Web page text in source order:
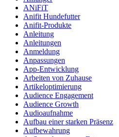
ANiFiT
Anifit Hundefutter
Anifit-Produkte
Anleitung
Anleitungen
Anmeldung
Anpassungen
App-Entwicklung
Arbeiten von Zuhause
Artikeloptimierung
Audience Engagement
Audience Growth
Audioaufnahme
Aufbau einer starken Präsenz
Aufbewahrung